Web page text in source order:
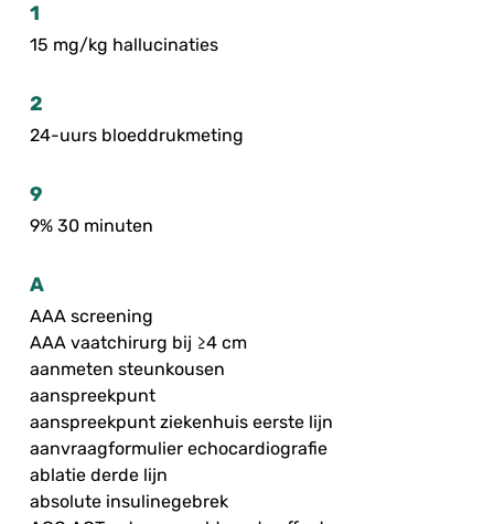
1
15 mg/kg hallucinaties
2
24-uurs bloeddrukmeting
9
9% 30 minuten
A
AAA screening
AAA vaatchirurg bij ≥4 cm
aanmeten steunkousen
aanspreekpunt
aanspreekpunt ziekenhuis eerste lijn
aanvraagformulier echocardiografie
ablatie derde lijn
absolute insulinegebrek